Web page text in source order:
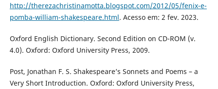
http://therezachristinamotta.blogspot.com/2012/05/fenix-e-
pomba-william-shakespeare.html. Acesso em: 2 fev. 2023.
Oxford English Dictionary. Second Edition on CD-ROM (v.
4.0). Oxford: Oxford University Press, 2009.
Post, Jonathan F. S. Shakespeare’s Sonnets and Poems – a
Very Short Introduction. Oxford: Oxford University Press,